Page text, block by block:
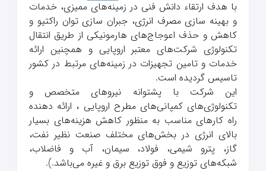
با هدف ارتقاء دانش فنی در زمینه‌های ممیزی، خدمات
و بهینه سازی مصرف انرژی، جبران سازی توان راکتیو و
کاهش و حذف اعوجاج‌های هارمونیکی از طریق انتقال
تکنولوژی شرکت‌های معتبر اروپایی و همچنین ارائه
خدمات و تامین تجهیزات در زمینه‌های مرتبط در کشور
تاسیس گردیده است.
این شرکت با پشتوانه نیروهای متخصص و
تکنولوژی‌های کمپانی‌های مطرح اروپایی ، ارائه دهنده
راه کارهای مناسب به منظور کاهش هزینه‌های بسیار
بالای انرژی در بخش‌های مختلف صنعت نظیر نفت،
گاز، پترو شیمی، فولاد، سیمان، آب و فاضلاب،
شبکه‌های توزیع و فوق توزیع برق و غیره می‌باشد.).